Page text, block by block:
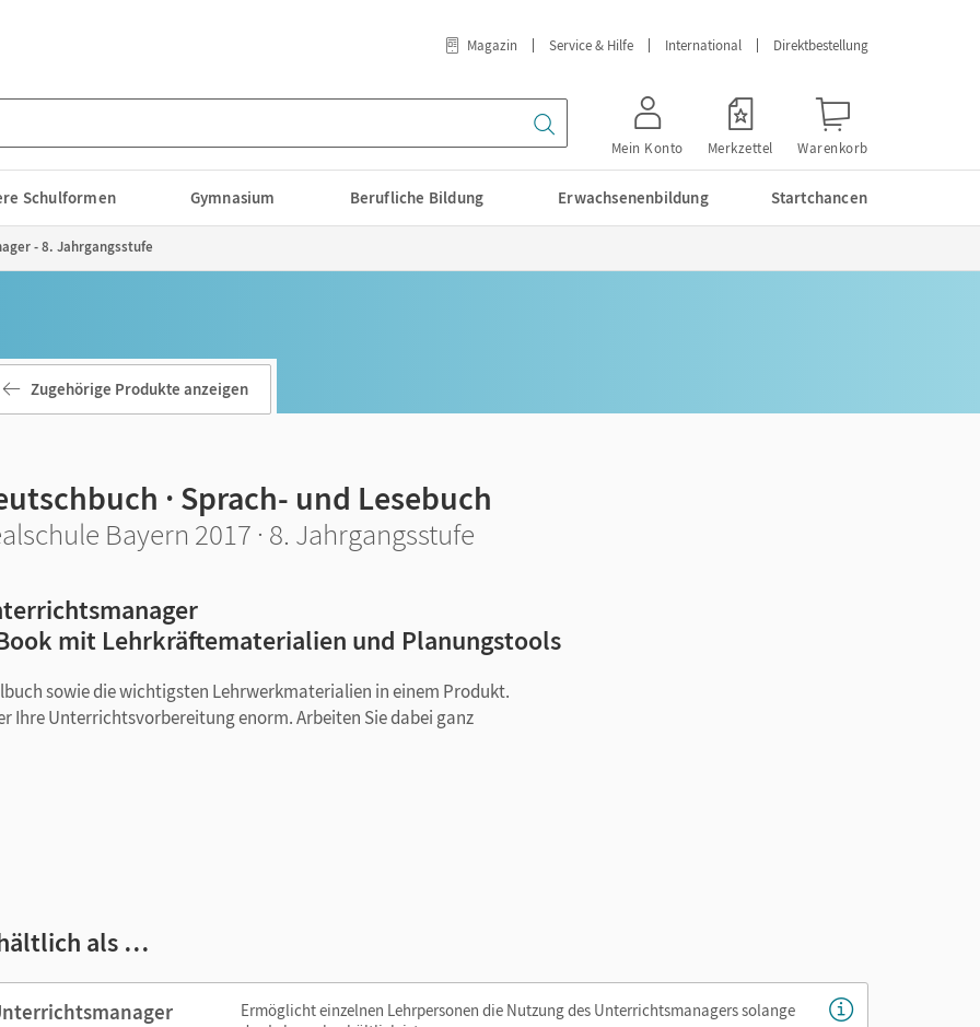
Magazin Service & Hilfe International Direktbestellung
Mein Konto Merkzettel Warenkorb
Schulformen Gymnasium Berufliche Bildung Erwachsenenbildung Startchancen
- 8. Jahrgangsstufe
Zugehörige Produkte anzeigen
· Sprach- und Lesebuch
Bayern 2017 · 8. Jahrgangsstufe
mit Lehrkräftematerialien und Planungstools
sowie die wichtigsten Lehrwerkmaterialien in einem Produkt.
Ihre Unterrichtsvorbereitung enorm. Arbeiten Sie dabei ganz
als …
Ermöglicht einzelnen Lehrpersonen die Nutzung des Unterrichtsmanagers solange